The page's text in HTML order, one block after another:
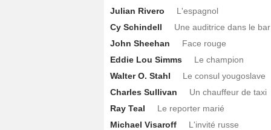
Julian Rivero
L'espagnol
Cy Schindell
Une auditrice dans le bar
John Sheehan
Face rouge
Eddie Lou Simms
Le champion
Walter O. Stahl
Le consul yougoslave
Charles Sullivan
Un chauffeur de taxi
Ray Teal
Le reporter marié
Michael Visaroff
L'invité russe